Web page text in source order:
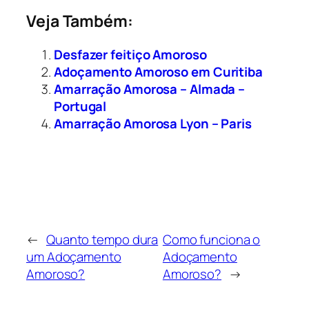
Veja Também:
Desfazer feitiço Amoroso
Adoçamento Amoroso em Curitiba
Amarração Amorosa – Almada –
Portugal
Amarração Amorosa Lyon – Paris
← Quanto tempo dura
um Adoçamento
Amoroso?
Como funciona o
Adoçamento
Amoroso? →